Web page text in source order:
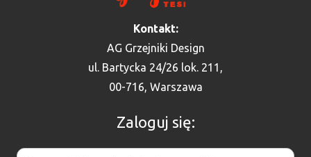
Kontakt:
AG Grzejniki Design
ul. Bartycka 24/26 lok. 211,
00-716, Warszawa
Zaloguj się: